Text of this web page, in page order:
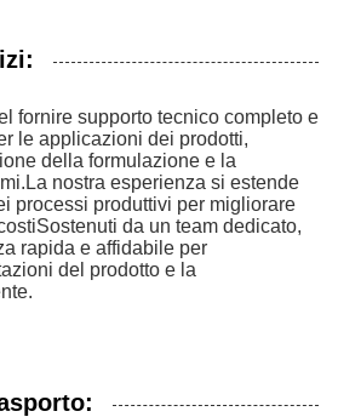
fornire supporto tecnico completo e
le applicazioni dei prodotti,
della formulazione e la
nostra esperienza si estende
processi produttivi per migliorare
da un team dedicato,
rapida e affidabile per
del prodotto e la